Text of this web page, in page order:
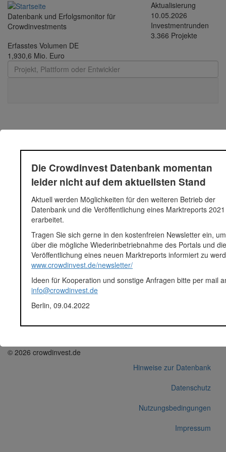
Direkt zum Inhalt
Datenbank und Erfolgsmonitor für
Crowdinvestments
Aktualisierung
10.05.2026
Investmentrunden
3.366 Projekte
Erfasstes Volumen DE
1,930,6 Mio. Euro
Leaserad 1
Leasing für Fahrräder
Fundingsumme
100.000 Euro
Finanziert in
2012
Segment
Unternehmen
Anlagestatus
Seedmatch Info / 08.02.2016 /
"Rückkaufangebot
Gesamtrendite war deutlich
dreistellig", "ca. 25 % der
Investoren haben unser
Korrekturen / Updates übermitteln
© 2026 crowdinvest.de
Hinweise zur Datenbank
Datenschutz
Nutzungsbedingungen
Impressum
Die Crowdinvest Datenbank momentan
leider nicht auf dem aktuellsten Stand
Aktuell werden Möglichkeiten für den weiteren Betrieb der
Datenbank und die Veröffentlichung eines Marktreports 2021
erarbeitet.
Tragen Sie sich gerne in den kostenfreien Newsletter ein, um
über die mögliche Wiederinbetriebnahme des Portals und die
Veröffentlichung eines neuen Marktreports informiert zu
www.crowdinvest.de/newsletter/
Ideen für Kooperation und sonstige Anfragen bitte per mail
info@crowdinvest.de
Berlin, 09.04.2022